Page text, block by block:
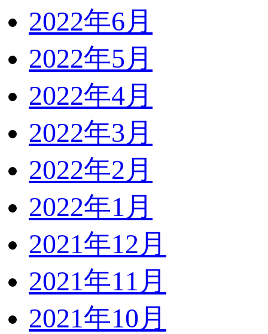
2022年6月
2022年5月
2022年4月
2022年3月
2022年2月
2022年1月
2021年12月
2021年11月
2021年10月